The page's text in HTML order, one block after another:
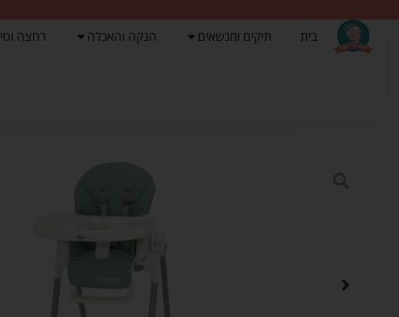
בית תיקים ומנשאים הנקה והאכלה רחצה